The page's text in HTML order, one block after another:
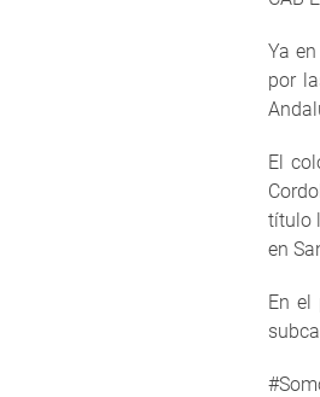
Ya
por
El
título
en
En el